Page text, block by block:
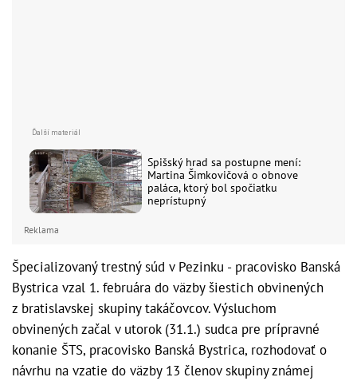
Spišský hrad sa postupne mení:
Martina Šimkovičová o obnove
paláca, ktorý bol spočiatku
neprístupný
Reklama
Špecializovaný trestný súd v Pezinku - pracovisko Banská
Bystrica vzal 1. februára do väzby šiestich obvinených
z bratislavskej skupiny takáčovcov. Výsluchom
obvinených začal v utorok (31.1.) sudca pre prípravné
konanie ŠTS, pracovisko Banská Bystrica, rozhodovať o
návrhu na vzatie do väzby 13 členov skupiny známej